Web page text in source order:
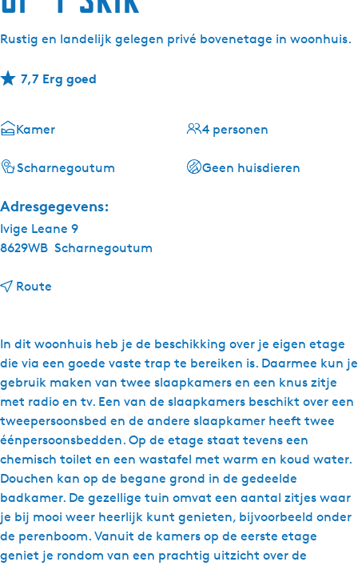
Rustig en landelijk gelegen privé bovenetage in woonhuis.
7,7 Erg goed
In dit woonhuis heb je de beschikking over je eigen etage
die via een goede vaste trap te bereiken is. Daarmee kun je
gebruik maken van twee slaapkamers en een knus zitje
met radio en tv. Een van de slaapkamers beschikt over een
tweepersoonsbed en de andere slaapkamer heeft twee
éénpersoonsbedden. Op de etage staat tevens een
chemisch toilet en een wastafel met warm en koud water.
Douchen kan op de begane grond in de gedeelde
badkamer. De gezellige tuin omvat een aantal zitjes waar
je bij mooi weer heerlijk kunt genieten, bijvoorbeeld onder
de perenboom. Vanuit de kamers op de eerste etage
geniet je rondom van een prachtig uitzicht over de
Kamer
Scharnegoutum
4 personen
Geen huisdieren
Adresgegevens:
Ivige Leane 9
8629WB Scharnegoutum
Route
r
O
p
'
t
S
k
i
k